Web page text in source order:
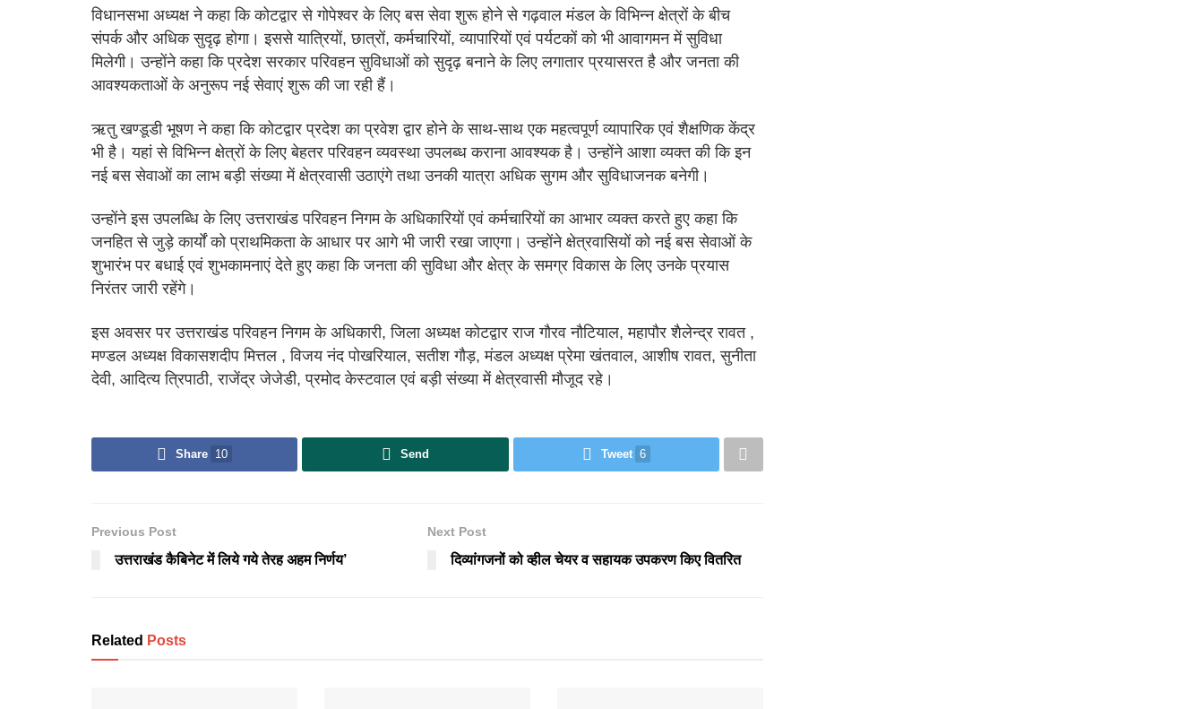
विधानसभा अध्यक्ष ने कहा कि कोटद्वार से गोपेश्वर के लिए बस सेवा शुरू होने से गढ़वाल मंडल के विभिन्न क्षेत्रों के बीच
संपर्क और अधिक सुदृढ़ होगा। इससे यात्रियों, छात्रों, कर्मचारियों, व्यापारियों एवं पर्यटकों को भी आवागमन में सुविधा
मिलेगी। उन्होंने कहा कि प्रदेश सरकार परिवहन सुविधाओं को सुदृढ़ बनाने के लिए लगातार प्रयासरत है और जनता की
आवश्यकताओं के अनुरूप नई सेवाएं शुरू की जा रही हैं।
ऋतु खण्डूडी भूषण ने कहा कि कोटद्वार प्रदेश का प्रवेश द्वार होने के साथ-साथ एक महत्वपूर्ण व्यापारिक एवं शैक्षणिक केंद्र
भी है। यहां से विभिन्न क्षेत्रों के लिए बेहतर परिवहन व्यवस्था उपलब्ध कराना आवश्यक है। उन्होंने आशा व्यक्त की कि इन
नई बस सेवाओं का लाभ बड़ी संख्या में क्षेत्रवासी उठाएंगे तथा उनकी यात्रा अधिक सुगम और सुविधाजनक बनेगी।
उन्होंने इस उपलब्धि के लिए उत्तराखंड परिवहन निगम के अधिकारियों एवं कर्मचारियों का आभार व्यक्त करते हुए कहा कि
जनहित से जुड़े कार्यों को प्राथमिकता के आधार पर आगे भी जारी रखा जाएगा। उन्होंने क्षेत्रवासियों को नई बस सेवाओं के
शुभारंभ पर बधाई एवं शुभकामनाएं देते हुए कहा कि जनता की सुविधा और क्षेत्र के समग्र विकास के लिए उनके प्रयास
निरंतर जारी रहेंगे।
इस अवसर पर उत्तराखंड परिवहन निगम के अधिकारी, जिला अध्यक्ष कोटद्वार राज गौरव नौटियाल, महापौर शैलेन्द्र रावत ,
मण्डल अध्यक्ष विकासशदीप मित्तल , विजय नंद पोखरियाल, सतीश गौड़, मंडल अध्यक्ष प्रेमा खंतवाल, आशीष रावत, सुनीता
देवी, आदित्य त्रिपाठी, राजेंद्र जेजेडी, प्रमोद केस्टवाल एवं बड़ी संख्या में क्षेत्रवासी मौजूद रहे।
Share 10 Send Tweet 6
Previous Post
उत्तराखंड कैबिनेट में लिये गये तेरह अहम निर्णय’
Next Post
दिव्यांगजनों को व्हील चेयर व सहायक उपकरण किए वितरित
Related Posts